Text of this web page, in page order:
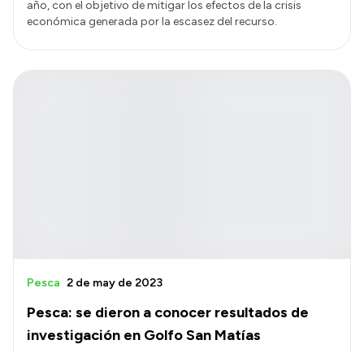
año, con el objetivo de mitigar los efectos de la crisis
económica generada por la escasez del recurso.
Pesca: se dieron a conocer resultados de
investigación en Golfo San Matías
Pesca 2 de may de 2023